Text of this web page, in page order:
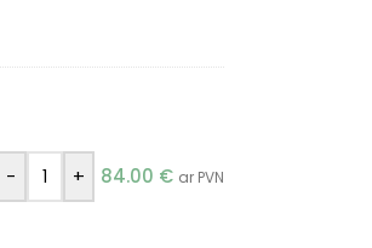
- + 84.00 € ar PVN